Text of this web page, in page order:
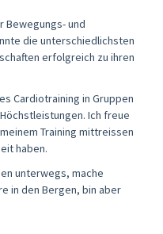
Bewegungs- und
die unterschiedlichsten
erfolgreich zu ihren
Cardiotraining in Gruppen
Ich freue
Training mittreissen
haben.
unterwegs, mache
in den Bergen, bin aber